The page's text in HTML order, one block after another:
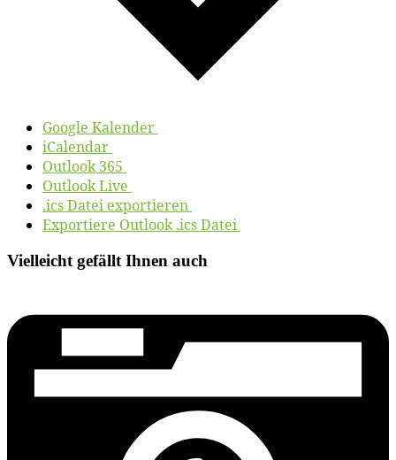
Goog­le Kalender
iCalendar
Out­look 365
Out­look Live
.ics Da­tei exportieren
Ex­por­tie­re Out­look .ics Datei
Vielleicht gefällt Ihnen auch